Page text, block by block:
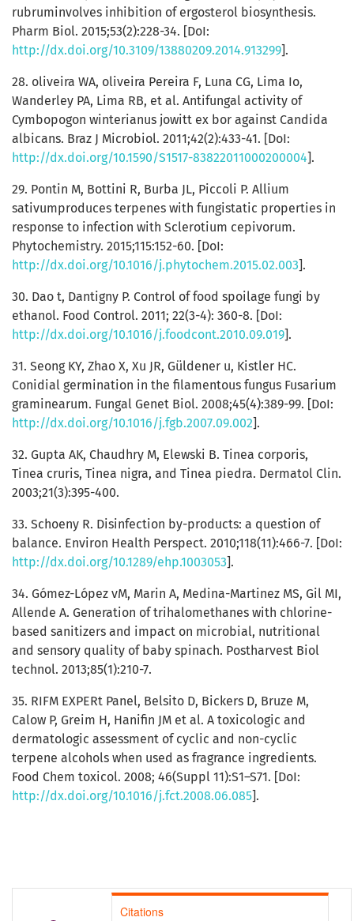
Citations
rubruminvolves inhibition of ergosterol biosynthesis.
Pharm Biol. 2015;53(2):228-34. [DoI:
http://dx.doi.org/10.3109/13880209.2014.913299].
28. oliveira WA, oliveira Pereira F, Luna CG, Lima Io,
Wanderley PA, Lima RB, et al. Antifungal activity of
Cymbopogon winterianus jowitt ex bor against Candida
albicans. Braz J Microbiol. 2011;42(2):433-41. [DoI:
http://dx.doi.org/10.1590/S1517-83822011000200004].
29. Pontin M, Bottini R, Burba JL, Piccoli P. Allium
sativumproduces terpenes with fungistatic properties in
response to infection with Sclerotium cepivorum.
Phytochemistry. 2015;115:152-60. [DoI:
http://dx.doi.org/10.1016/j.phytochem.2015.02.003].
30. Dao t, Dantigny P. Control of food spoilage fungi by
ethanol. Food Control. 2011; 22(3-4): 360-8. [DoI:
http://dx.doi.org/10.1016/j.foodcont.2010.09.019].
31. Seong KY, Zhao X, Xu JR, Güldener u, Kistler HC.
Conidial germination in the filamentous fungus Fusarium
graminearum. Fungal Genet Biol. 2008;45(4):389-99. [DoI:
http://dx.doi.org/10.1016/j.fgb.2007.09.002].
32. Gupta AK, Chaudhry M, Elewski B. Tinea corporis,
Tinea cruris, Tinea nigra, and Tinea piedra. Dermatol Clin.
2003;21(3):395-400.
33. Schoeny R. Disinfection by-products: a question of
balance. Environ Health Perspect. 2010;118(11):466-7. [DoI:
http://dx.doi.org/10.1289/ehp.1003053].
34. Gómez-López vM, Marin A, Medina-Martinez MS, Gil MI,
Allende A. Generation of trihalomethanes with chlorine-
based sanitizers and impact on microbial, nutritional
and sensory quality of baby spinach. Postharvest Biol
technol. 2013;85(1):210-7.
35. RIFM EXPERt Panel, Belsito D, Bickers D, Bruze M,
Calow P, Greim H, Hanifin JM et al. A toxicologic and
dermatologic assessment of cyclic and non-cyclic
terpene alcohols when used as fragrance ingredients.
Food Chem toxicol. 2008; 46(Suppl 11):S1–S71. [DoI:
http://dx.doi.org/10.1016/j.fct.2008.06.085].